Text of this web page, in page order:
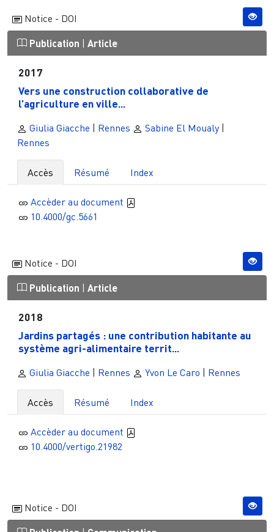
Notice - DOI
Publication | Article
2017
Vers une construction collaborative de
l’agriculture en ville...
Giulia Giacche Rennes Sabine El Moualy
Rennes
Accès Résumé Index
Accèder au document
10.4000/gc.5661
Notice - DOI
Publication | Article
2018
Jardins partagés : une contribution habitante au
système agri-alimentaire territ...
Giulia Giacche Rennes Yvon Le Caro Rennes
Accès Résumé Index
Accèder au document
10.4000/vertigo.21982
Notice - DOI